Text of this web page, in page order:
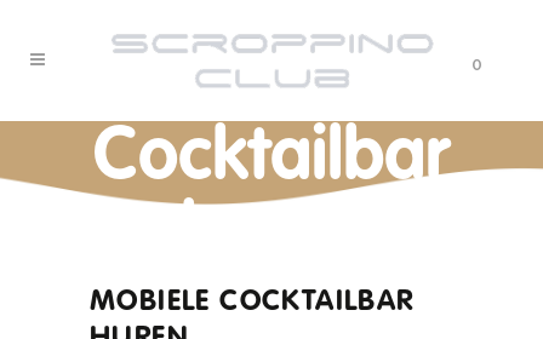
0
Cocktailbar
MOBIELE COCKTAILBAR